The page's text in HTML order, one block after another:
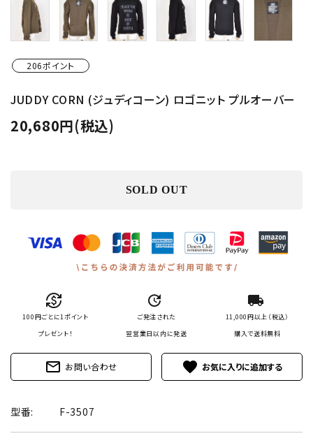
206ポイント
JUDDY CORN (ジュディコーン) ロゴニット プルオーバー
20,680円(税込)
SOLD OUT
currency_exchange
100円ごとに1ポイント
プレゼント！
update
ご発注された
翌営業日以内に発送
local_shipping
11,000円以上（税込）
購入で送料無料
mail_outline お問い合わせ favorite
型番: F-3507